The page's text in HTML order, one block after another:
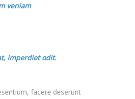
veniam
imperdiet odit.
facere deserunt